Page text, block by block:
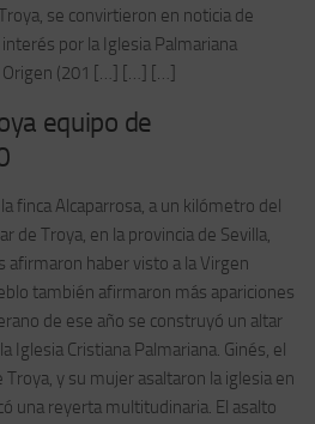
se convirtieron en noticia de
por la Iglesia Palmariana
Origen (201 […] […] […]
equipo de
finca Alcaparrosa, a un kilómetro del
de Troya, en la provincia de Sevilla,
afirmaron haber visto a la Virgen
también afirmaron más apariciones
de ese año se construyó un altar
Iglesia Cristiana Palmariana. Ginés, el
y su mujer asaltaron la iglesia en
una reyerta multitudinaria. El asalto